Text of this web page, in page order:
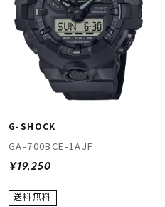
G-SHOCK
GA-700BCE-1AJF
¥19,250